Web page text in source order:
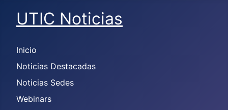
UTIC Noticias
Inicio
Noticias Destacadas
Noticias Sedes
Webinars